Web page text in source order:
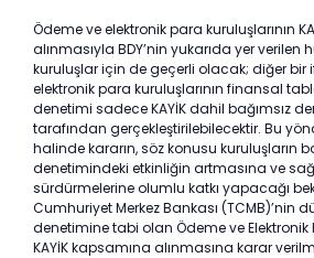
Ödeme ve elektronik para kuruluşlarının
alınmasıyla BDY’nin yukarıda yer verilen
kuruluşlar için de geçerli olacak; diğer bir
elektronik para kuruluşlarının finansal
denetimi sadece KAYİK dahil bağımsız
tarafından gerçekleştirilebilecektir. Bu
halinde kararın, söz konusu kuruluşların
denetimindeki etkinliğin artmasına ve
sürdürmelerine olumlu katkı yapacağı
Cumhuriyet Merkez Bankası (TCMB)’nin
denetimine tabi olan Ödeme ve Elektronik
KAYİK kapsamına alınmasına karar